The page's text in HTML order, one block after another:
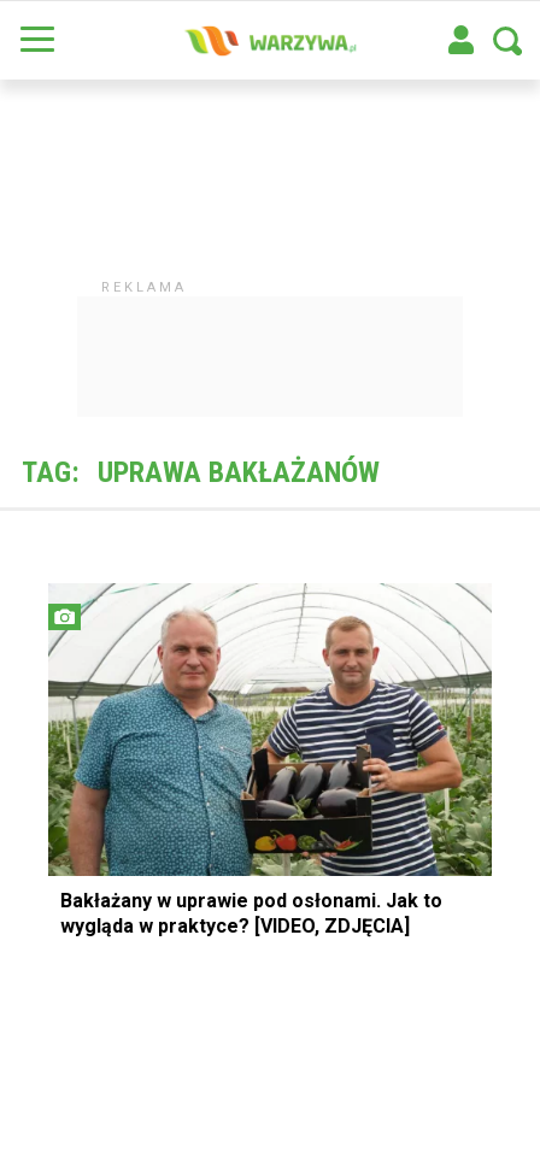
TAG: UPRAWA BAKŁAŻANÓW
Bakłażany w uprawie pod osłonami. Jak to
wygląda w praktyce? [VIDEO, ZDJĘCIA]